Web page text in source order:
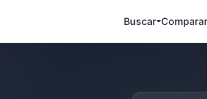
Buscar Comparar